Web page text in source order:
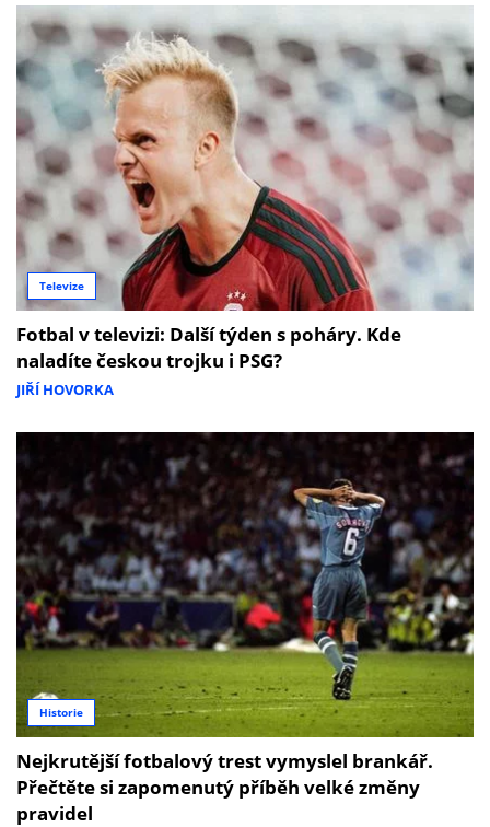
Televize
Fotbal v televizi: Další týden s poháry. Kde
naladíte českou trojku i PSG?
JIŘÍ HOVORKA
Historie
Nejkrutější fotbalový trest vymyslel brankář.
Přečtěte si zapomenutý příběh velké změny
pravidel